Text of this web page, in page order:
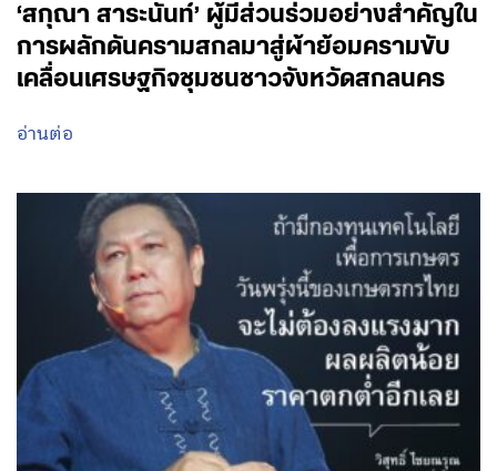
‘สกุณา สาระนันท์’ ผู้มีส่วนร่วมอย่างสำคัญใน
การผลักดันครามสกลมาสู่ผ้าย้อมครามขับ
เคลื่อนเศรษฐกิจชุมชนชาวจังหวัดสกลนคร
อ่านต่อ